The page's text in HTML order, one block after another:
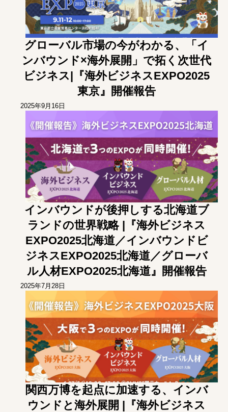
グローバル市場の今がわかる、「イ
ンバウンド×海外展開」で拓く次世代
ビジネス|『海外ビジネスEXPO2025
東京』開催報告
2025年9月16日
インバウンドが後押しする北海道ブ
ランドの世界戦略 |『海外ビジネス
EXPO2025北海道／インバウンドビ
ジネスEXPO2025北海道／グローバ
ル人材EXPO2025北海道』開催報告
2025年7月28日
関西万博を起点に加速する、インバ
ウンドと海外展開 |『海外ビジネス